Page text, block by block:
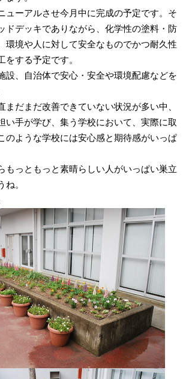
ューアルさせ今月中に完成の予定です。そ
ドデッキでありながら、化学性の塗料・防
環境や人に対して安全なものでかつ耐久性
をする予定です。
設、自治体で安心・安全や環境配慮などを
まだまだ改善できていない状況が多い中、
い手が学び、集う学校において、実際に取
のような学校には安心感と期待感がいっぱ
もっともっと素晴らしい人がいっぱい巣立
ね。